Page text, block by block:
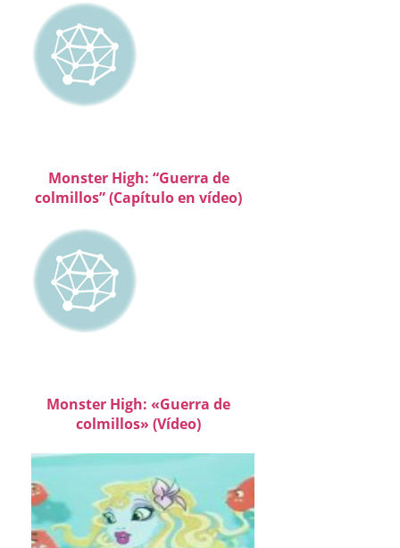
Monster High: “Guerra de
colmillos” (Capítulo en vídeo)
Monster High: «Guerra de
colmillos» (Vídeo)